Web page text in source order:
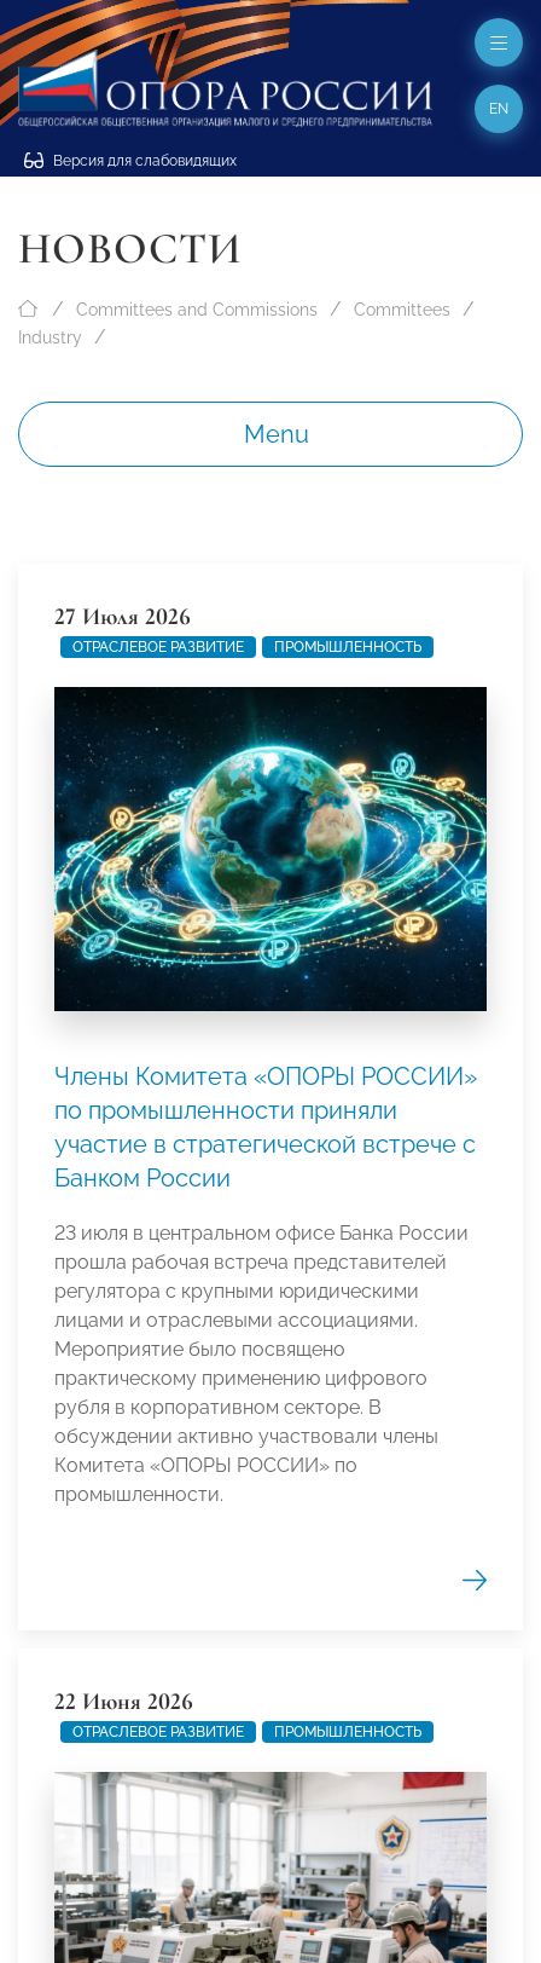
Версия для слабовидящих
EN
НОВОСТИ
Committees and Commissions
Committees
Industry
Menu
27 Июля 2026
ОТРАСЛЕВОЕ РАЗВИТИЕ ПРОМЫШЛЕННОСТЬ
Члены Комитета «ОПОРЫ РОССИИ»
по промышленности приняли
участие в стратегической встрече с
Банком России
23 июля в центральном офисе Банка России
прошла рабочая встреча представителей
регулятора с крупными юридическими
лицами и отраслевыми ассоциациями.
Мероприятие было посвящено
практическому применению цифрового
рубля в корпоративном секторе. В
обсуждении активно участвовали члены
Комитета «ОПОРЫ РОССИИ» по
промышленности.
22 Июня 2026
ОТРАСЛЕВОЕ РАЗВИТИЕ ПРОМЫШЛЕННОСТЬ